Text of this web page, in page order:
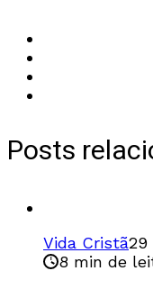
Posts
Vida Cristã29
8 min de